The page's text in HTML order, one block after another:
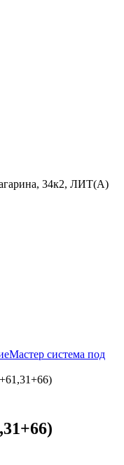
34к2, ЛИТ(А)
Мастер система под